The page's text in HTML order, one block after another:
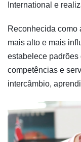
International e
Reconhecida como
mais alto e mais
estabelece
competências e
intercâmbio,